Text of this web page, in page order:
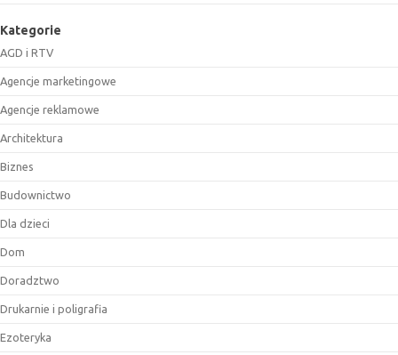
Kategorie
AGD i RTV
Agencje marketingowe
Agencje reklamowe
Architektura
Biznes
Budownictwo
Dla dzieci
Dom
Doradztwo
Drukarnie i poligrafia
Ezoteryka